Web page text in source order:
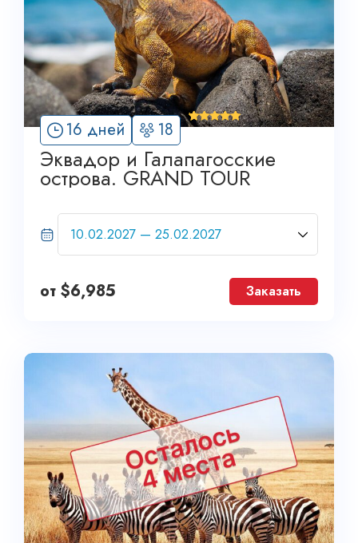
16 дней 18
'
Эквадор и Галапагосские
острова. GRAND TOUR
от $6,985 Заказать